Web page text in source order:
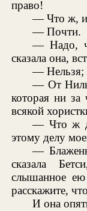
право!
— Что ж, и
— Почти.
— Надо,
сказала она,
— Нельзя;
— От
которая ни
всякой
— Что ж
этому делу
—
сказала
слышанное
расскажите,
И она